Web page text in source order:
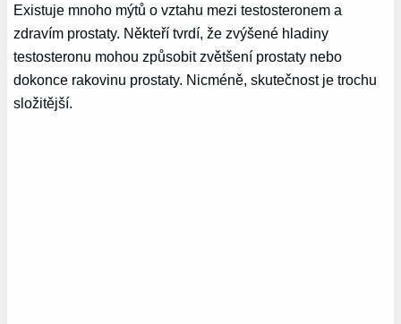
Existuje mnoho mýtů o vztahu mezi testosteronem a
zdravím prostaty. Někteří tvrdí, že zvýšené hladiny
testosteronu mohou způsobit zvětšení prostaty nebo
dokonce rakovinu prostaty. Nicméně, skutečnost je trochu
složitější.